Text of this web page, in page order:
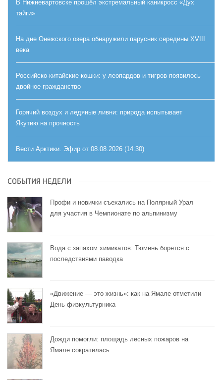
В Нижневартовске прошёл экстремальный каникросс «Дух
тайги»
На дне Онежского озера обнаружили парусник середины XVIII
века
Российско-китайские кошки: у леопардов и тигров появилось
двойное гражданство
Горячий воздух и ледяные ливни: природа испытывает
Якутию на прочность
Вести Арктики. Эфир от 08.08.2026 (14:30)
СОБЫТИЯ НЕДЕЛИ
Профи и новички съехались на Полярный Урал
для участия в Чемпионате по альпинизму
Вода с запахом химикатов: Тюмень борется с
последствиями паводка
«Движение — это жизнь»: как на Ямале отметили
День физкультурника
Дожди помогли: площадь лесных пожаров на
Ямале сократилась